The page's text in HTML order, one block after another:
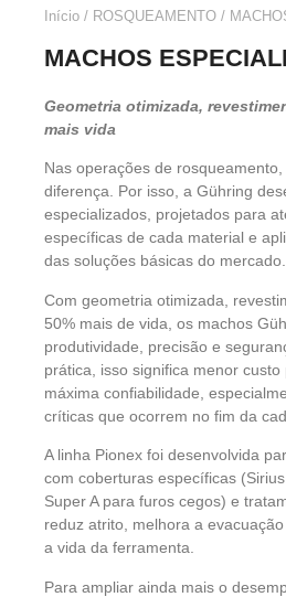
Início / ROSQUEAMENTO /
MACHOS
Geometria otimizada,
mais vida
Nas operações de
diferença. Por isso, a Gühring
especializados, projetados para
específicas de cada material e
das soluções básicas do mercado.
Com geometria otimizada,
50% mais de vida, os machos
produtividade, precisão e
prática, isso significa menor
máxima confiabilidade,
críticas que ocorrem no fim da
A linha Pionex foi desenvolvida
com coberturas específicas
Super A para furos cegos) e
reduz atrito, melhora a
a vida da ferramenta.
Para ampliar ainda mais o